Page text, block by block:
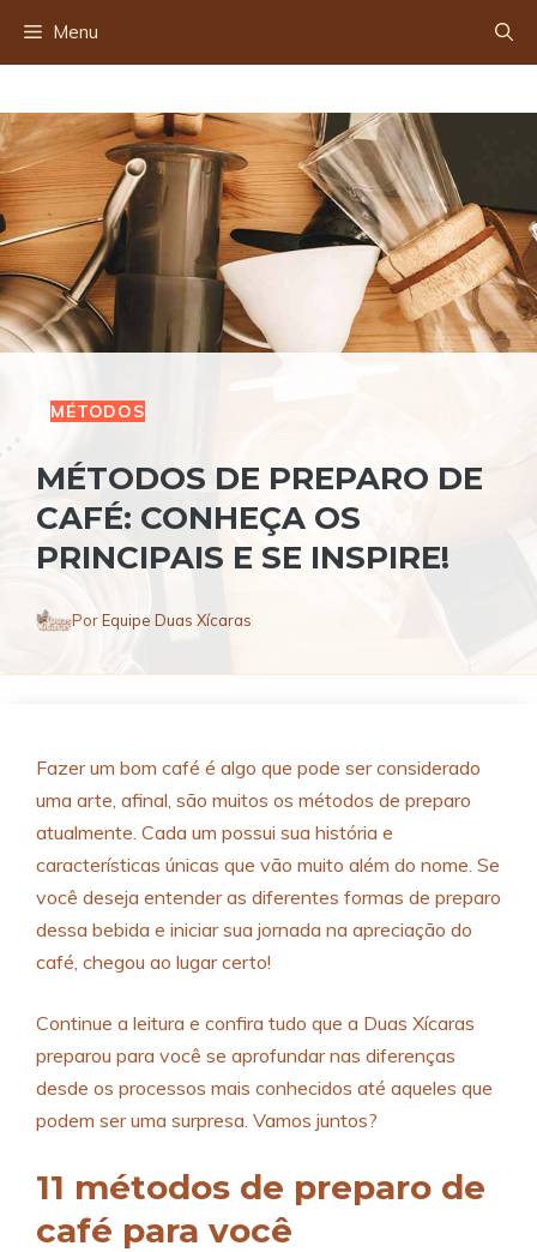
Menu
MÉTODOS
MÉTODOS DE PREPARO DE
CAFÉ: CONHEÇA OS
PRINCIPAIS E SE INSPIRE!
PorEquipe Duas Xícaras
Fazer um bom café é algo que pode ser considerado
uma arte, afinal, são muitos os métodos de preparo
atualmente. Cada um possui sua história e
características únicas que vão muito além do nome. Se
você deseja entender as diferentes formas de preparo
dessa bebida e iniciar sua jornada na apreciação do
café, chegou ao lugar certo!
Continue a leitura e confira tudo que a Duas Xícaras
preparou para você se aprofundar nas diferenças
desde os processos mais conhecidos até aqueles que
podem ser uma surpresa. Vamos juntos?
11 métodos de preparo de
café para você